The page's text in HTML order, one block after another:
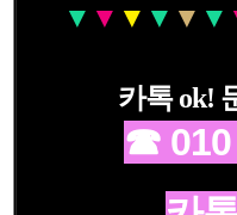
▼ ▼ ▼ ▼ ▼ ▼
카톡 ok!
☎ 010